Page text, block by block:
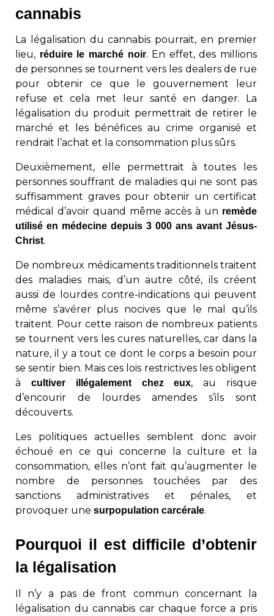
cannabis
La légalisation du cannabis pourrait, en premier
lieu, réduire le marché noir. En effet, des millions
de personnes se tournent vers les dealers de rue
pour obtenir ce que le gouvernement leur
refuse et cela met leur santé en danger. La
légalisation du produit permettrait de retirer le
marché et les bénéfices au crime organisé et
rendrait l’achat et la consommation plus sûrs.
Deuxièmement, elle permettrait à toutes les
personnes souffrant de maladies qui ne sont pas
suffisamment graves pour obtenir un certificat
médical d’avoir quand même accès à un remède
utilisé en médecine depuis 3 000 ans avant Jésus-
Christ.
De nombreux médicaments traditionnels traitent
des maladies mais, d’un autre côté, ils créent
aussi de lourdes contre-indications qui peuvent
même s’avérer plus nocives que le mal qu’ils
traitent. Pour cette raison de nombreux patients
se tournent vers les cures naturelles, car dans la
nature, il y a tout ce dont le corps a besoin pour
se sentir bien. Mais ces lois restrictives les obligent
à cultiver illégalement chez eux, au risque
d’encourir de lourdes amendes s’ils sont
découverts.
Les politiques actuelles semblent donc avoir
échoué en ce qui concerne la culture et la
consommation, elles n’ont fait qu’augmenter le
nombre de personnes touchées par des
sanctions administratives et pénales, et
provoquer une surpopulation carcérale.
Pourquoi il est difficile d’obtenir
la légalisation
Il n’y a pas de front commun concernant la
légalisation du cannabis car chaque force a pris